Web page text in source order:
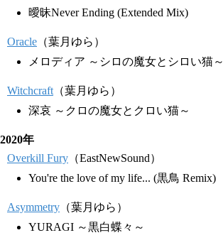
曖昧Never Ending (Extended Mix)
Oracle （葉月ゆら）
メロディア ～シロの魔女とシロい猫～
Witchcraft （葉月ゆら）
深哀 ～クロの魔女とクロい猫～
2020年
Overkill Fury （EastNewSound）
You're the love of my life... (黒鳥 Remix)
Asymmetry （葉月ゆら）
YURAGI ～黒白蝶々～